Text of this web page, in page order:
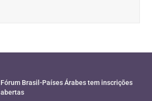
Fórum Brasil-Países Árabes tem inscrições
abertas